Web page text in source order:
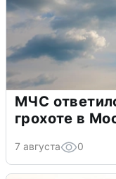
МЧС
грохоте в
7 августа 0